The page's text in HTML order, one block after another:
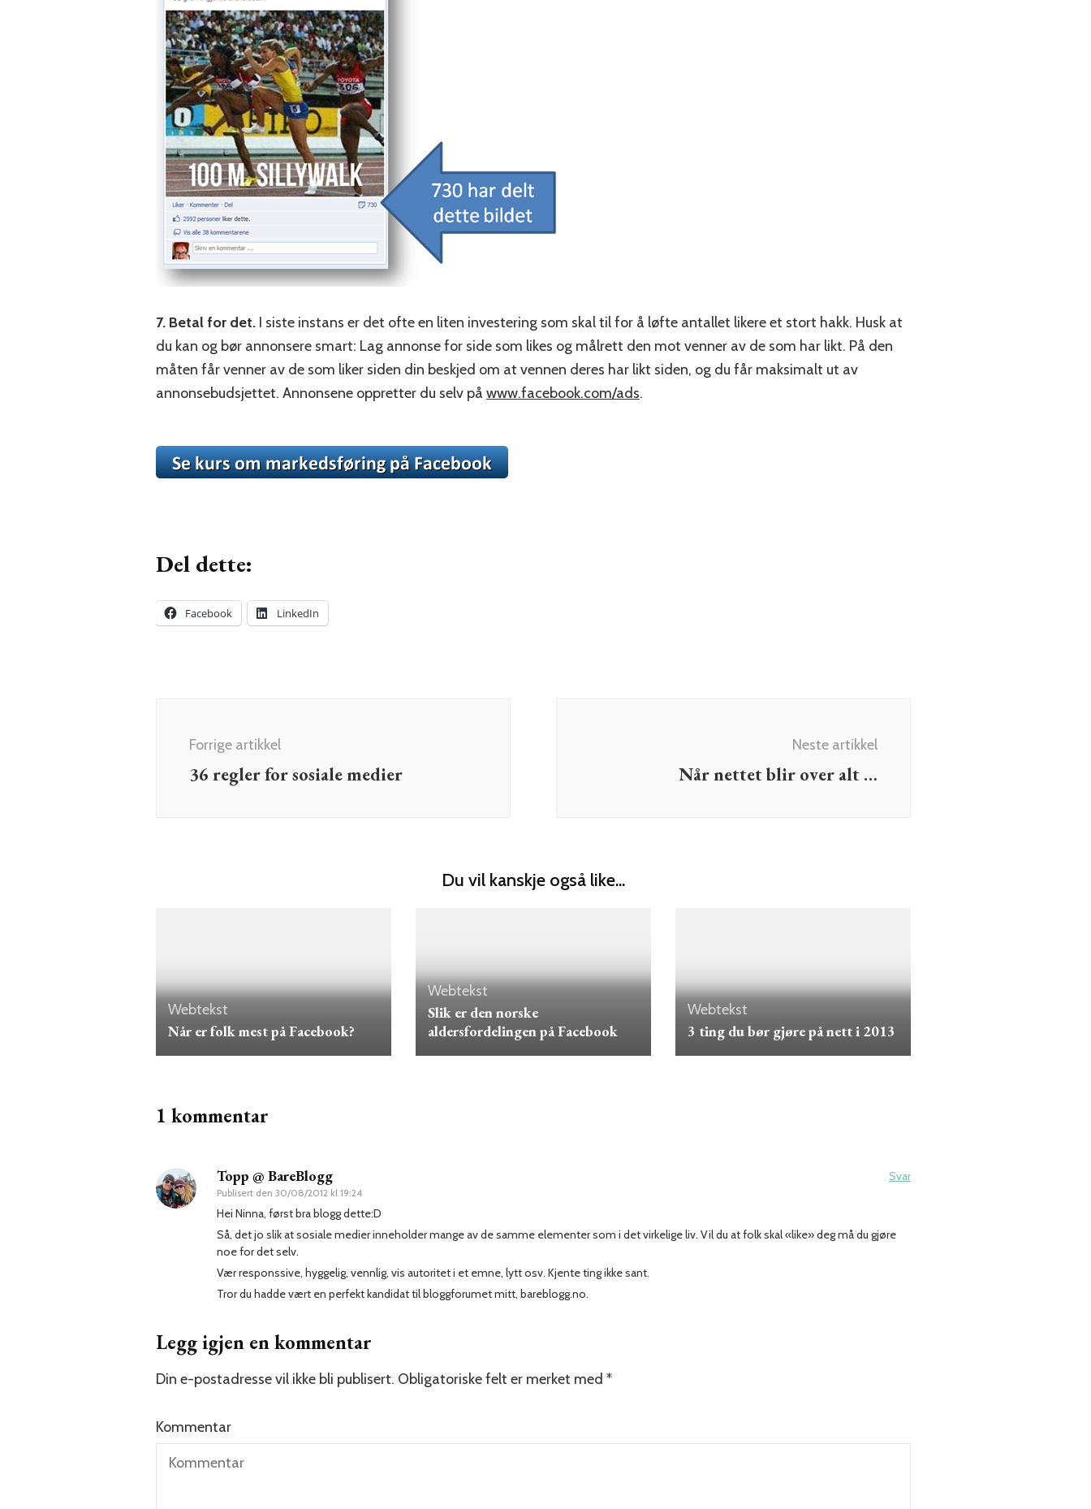
7. Betal for det. I siste instans er det ofte en liten investering som skal til for å løfte antallet likere et stort hakk. Husk at
du kan og bør annonsere smart: Lag annonse for side som likes og målrett den mot venner av de som har likt. På den
måten får venner av de som liker siden din beskjed om at vennen deres har likt siden, og du får maksimalt ut av
annonsebudsjettet. Annonsene oppretter du selv på www.facebook.com/ads.
Del dette:
Facebook LinkedIn
Forrige artikkel
36 regler for sosiale medier
Neste artikkel
Når nettet blir over alt …
Du vil kanskje også like...
Webtekst
Når er folk mest på Facebook?
Webtekst
Slik er den norske
aldersfordelingen på Facebook
Webtekst
3 ting du bør gjøre på nett i 2013
1 kommentar
Topp @ BareBlogg
Publisert den 30/08/2012 kl 19:24
Svar
Hei Ninna, først bra blogg dette:D
Så, det jo slik at sosiale medier inneholder mange av de samme elementer som i det virkelige liv. Vil du at folk skal «like» deg må du gjøre
noe for det selv.
Vær responssive, hyggelig, vennlig, vis autoritet i et emne, lytt osv. Kjente ting ikke sant.
Tror du hadde vært en perfekt kandidat til bloggforumet mitt, bareblogg.no.
Legg igjen en kommentar
Din e-postadresse vil ikke bli publisert. Obligatoriske felt er merket med *
Kommentar